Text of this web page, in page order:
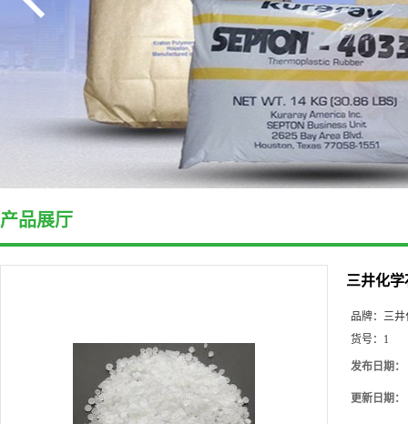
产品展厅
三井化
品牌： 三井
货号： 1
发布日期：
更新日期：